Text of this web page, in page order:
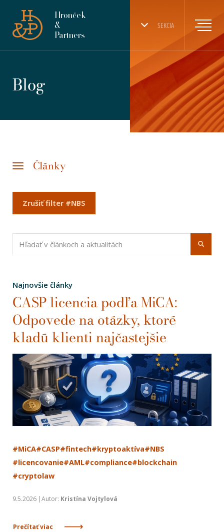
SEKCIA
Hronček
&
Partners
Blog
Články
Zrušiť filter #NBS
Najnovšie články
CASP licencia podľa MiCA:
Odpovede na otázky, ktoré
kladú klienti najčastejšie
#MiCA#CASP#fintech#kryptoaktíva#NBS
#licencovanie#AML#compliance#blockchain
#cryptolaw
9.5.2026 |Autor: Kristína Vojtylová
Prečítať viac